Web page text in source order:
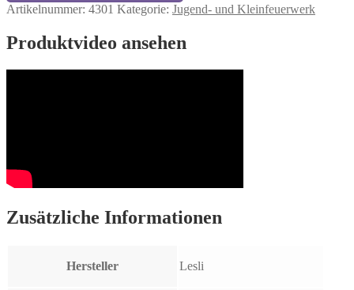
Artikelnummer: 4301 Kategorie: Jugend- und Kleinfeuerwerk
Produktvideo ansehen
Zusätzliche Informationen
Hersteller Lesli